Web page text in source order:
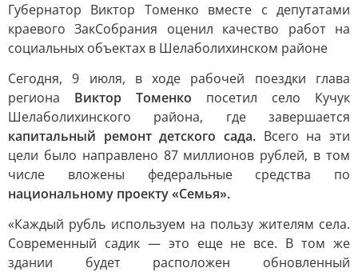
Губернатор Виктор Томенко вместе с депутатами
краевого ЗакСобрания оценил качество работ на
социальных объектах в Шелаболихинском районе
Сегодня, 9 июля, в ходе рабочей поездки глава
региона Виктор Томенко посетил село Кучук
Шелаболихинского района, где завершается
капитальный ремонт детского сада. Всего на эти
цели было направлено 87 миллионов рублей, в том
числе вложены федеральные средства по
национальному проекту «Семья».
«Каждый рубль используем на пользу жителям села.
Современный садик — это еще не все. В том же
здании будет расположен обновленный